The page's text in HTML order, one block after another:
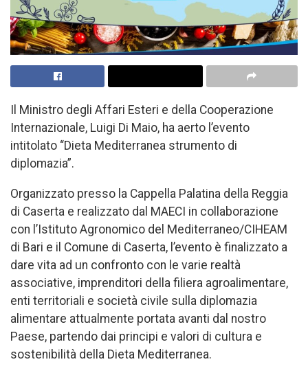
Il Ministro degli Affari Esteri e della Cooperazione
Internazionale, Luigi Di Maio, ha aerto l’evento
intitolato “Dieta Mediterranea strumento di
diplomazia”.
Organizzato presso la Cappella Palatina della Reggia
di Caserta e realizzato dal MAECI in collaborazione
con l’Istituto Agronomico del Mediterraneo/CIHEAM
di Bari e il Comune di Caserta, l’evento è finalizzato a
dare vita ad un confronto con le varie realtà
associative, imprenditori della filiera agroalimentare,
enti territoriali e società civile sulla diplomazia
alimentare attualmente portata avanti dal nostro
Paese, partendo dai principi e valori di cultura e
sostenibilità della Dieta Mediterranea.